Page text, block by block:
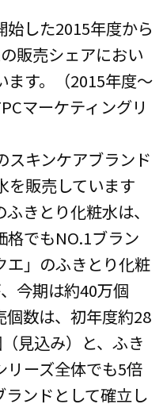
した2015年度から
販売シェアにおい
ます。（2015年度～
マーケティングリ
スキンケアブランド
を販売しています
きとり化粧水は、
格でもNO.1ブラン
エ」のふきとり化粧
今期は約40万個
個数は、初年度約28
見込み）と、ふき
リーズ全体でも5倍
ンドとして確立し